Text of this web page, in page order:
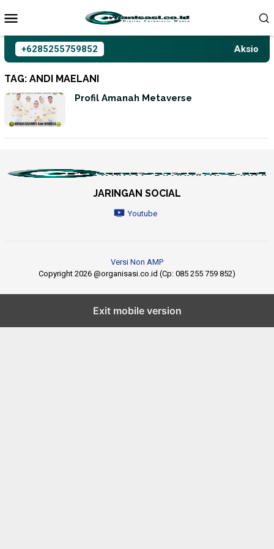
ke
+6285255759852 Aksioma
TAG: ANDI MAELANI
Profil Amanah Metaverse
JARINGAN SOCIAL
Youtube
Versi Non AMP
Copyright 2026 @organisasi.co.id (Cp: 085 255 759 852)
Exit mobile version